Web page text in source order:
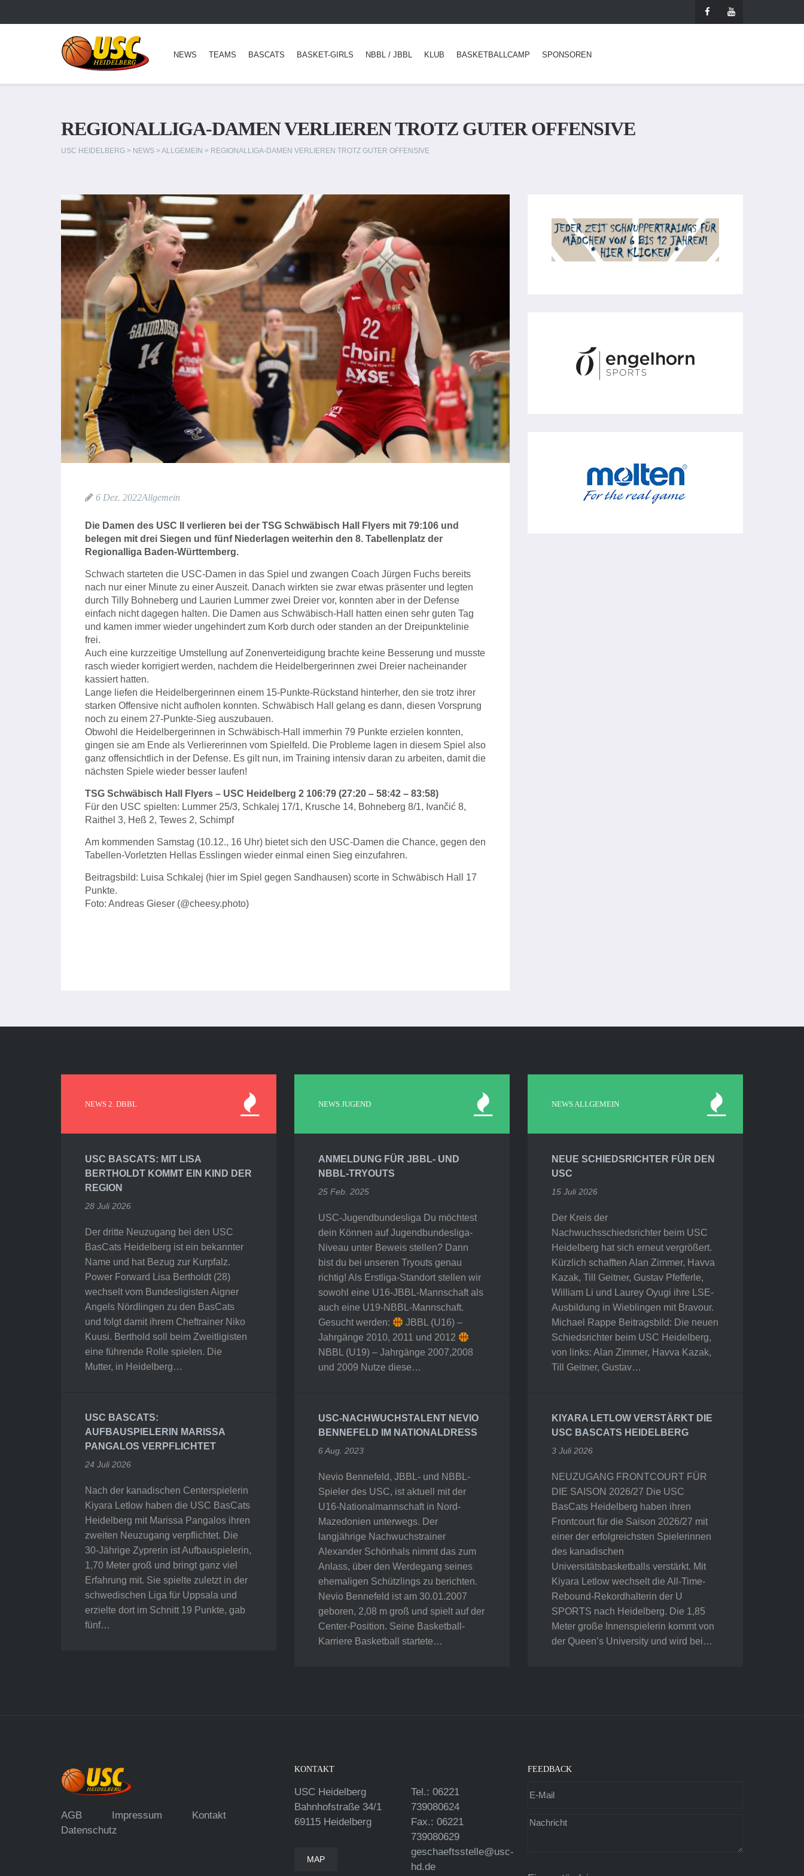
NEWS TEAMS BASCATS BASKET-GIRLS NBBL / JBBL KLUB BASKETBALLCAMP SPONSOREN
REGIONALLIGA-DAMEN VERLIEREN TROTZ GUTER OFFENSIVE
USC HEIDELBERG > NEWS >ALLGEMEIN > REGIONALLIGA-DAMEN VERLIEREN TROTZ GUTER OFFENSIVE
6 Dez. 2022Allgemein
Die Damen des USC II verlieren bei der TSG Schwäbisch Hall Flyers mit 79:106 und
belegen mit drei Siegen und fünf Niederlagen weiterhin den 8. Tabellenplatz der
Regionalliga Baden-Württemberg.
Schwach starteten die USC-Damen in das Spiel und zwangen Coach Jürgen Fuchs bereits
nach nur einer Minute zu einer Auszeit. Danach wirkten sie zwar etwas präsenter und legten
durch Tilly Bohneberg und Laurien Lummer zwei Dreier vor, konnten aber in der Defense
einfach nicht dagegen halten. Die Damen aus Schwäbisch-Hall hatten einen sehr guten Tag
und kamen immer wieder ungehindert zum Korb durch oder standen an der Dreipunktelinie
frei.
Auch eine kurzzeitige Umstellung auf Zonenverteidigung brachte keine Besserung und musste
rasch wieder korrigiert werden, nachdem die Heidelbergerinnen zwei Dreier nacheinander
kassiert hatten.
Lange liefen die Heidelbergerinnen einem 15-Punkte-Rückstand hinterher, den sie trotz ihrer
starken Offensive nicht aufholen konnten. Schwäbisch Hall gelang es dann, diesen Vorsprung
noch zu einem 27-Punkte-Sieg auszubauen.
Obwohl die Heidelbergerinnen in Schwäbisch-Hall immerhin 79 Punkte erzielen konnten,
gingen sie am Ende als Verliererinnen vom Spielfeld. Die Probleme lagen in diesem Spiel also
ganz offensichtlich in der Defense. Es gilt nun, im Training intensiv daran zu arbeiten, damit die
nächsten Spiele wieder besser laufen!
TSG Schwäbisch Hall Flyers – USC Heidelberg 2 106:79 (27:20 – 58:42 – 83:58)
Für den USC spielten: Lummer 25/3, Schkalej 17/1, Krusche 14, Bohneberg 8/1, Ivančić 8,
Raithel 3, Heß 2, Tewes 2, Schimpf
Am kommenden Samstag (10.12., 16 Uhr) bietet sich den USC-Damen die Chance, gegen den
Tabellen-Vorletzten Hellas Esslingen wieder einmal einen Sieg einzufahren.
Beitragsbild: Luisa Schkalej (hier im Spiel gegen Sandhausen) scorte in Schwäbisch Hall 17
Punkte.
Foto: Andreas Gieser (@cheesy.photo)
NEWS 2. DBBL
USC BASCATS: MIT LISA
BERTHOLDT KOMMT EIN KIND DER
REGION
28 Juli 2026
Der dritte Neuzugang bei den USC
BasCats Heidelberg ist ein bekannter
Name und hat Bezug zur Kurpfalz.
Power Forward Lisa Bertholdt (28)
wechselt vom Bundesligisten Aigner
Angels Nördlingen zu den BasCats
und folgt damit ihrem Cheftrainer Niko
Kuusi. Berthold soll beim Zweitligisten
eine führende Rolle spielen. Die
Mutter, in Heidelberg…
USC BASCATS:
AUFBAUSPIELERIN MARISSA
PANGALOS VERPFLICHTET
24 Juli 2026
Nach der kanadischen Centerspielerin
Kiyara Letlow haben die USC BasCats
Heidelberg mit Marissa Pangalos ihren
zweiten Neuzugang verpflichtet. Die
30-Jährige Zyprerin ist Aufbauspielerin,
1,70 Meter groß und bringt ganz viel
Erfahrung mit. Sie spielte zuletzt in der
schwedischen Liga für Uppsala und
erzielte dort im Schnitt 19 Punkte, gab
fünf…
NEWS JUGEND
ANMELDUNG FÜR JBBL- UND
NBBL-TRYOUTS
25 Feb. 2025
USC-Jugendbundesliga Du möchtest
dein Können auf Jugendbundesliga-
Niveau unter Beweis stellen? Dann
bist du bei unseren Tryouts genau
richtig! Als Erstliga-Standort stellen wir
sowohl eine U16-JBBL-Mannschaft als
auch eine U19-NBBL-Mannschaft.
Gesucht werden:
JBBL (U16) –
Jahrgänge 2010, 2011 und 2012
NBBL (U19) – Jahrgänge 2007,2008
und 2009 Nutze diese…
USC-NACHWUCHSTALENT NEVIO
BENNEFELD IM NATIONALDRESS
6 Aug. 2023
Nevio Bennefeld, JBBL- und NBBL-
Spieler des USC, ist aktuell mit der
U16-Nationalmannschaft in Nord-
Mazedonien unterwegs. Der
langjährige Nachwuchstrainer
Alexander Schönhals nimmt das zum
Anlass, über den Werdegang seines
ehemaligen Schützlings zu berichten.
Nevio Bennefeld ist am 30.01.2007
geboren, 2,08 m groß und spielt auf der
Center-Position. Seine Basketball-
Karriere Basketball startete…
NEWS ALLGEMEIN
NEUE SCHIEDSRICHTER FÜR DEN
USC
15 Juli 2026
Der Kreis der
Nachwuchsschiedsrichter beim USC
Heidelberg hat sich erneut vergrößert.
Kürzlich schafften Alan Zimmer, Havva
Kazak, Till Geitner, Gustav Pfefferle,
William Li und Laurey Oyugi ihre LSE-
Ausbildung in Wieblingen mit Bravour.
Michael Rappe Beitragsbild: Die neuen
Schiedsrichter beim USC Heidelberg,
von links: Alan Zimmer, Havva Kazak,
Till Geitner, Gustav…
KIYARA LETLOW VERSTÄRKT DIE
USC BASCATS HEIDELBERG
3 Juli 2026
NEUZUGANG FRONTCOURT FÜR
DIE SAISON 2026/27 Die USC
BasCats Heidelberg haben ihren
Frontcourt für die Saison 2026/27 mit
einer der erfolgreichsten Spielerinnen
des kanadischen
Universitätsbasketballs verstärkt. Mit
Kiyara Letlow wechselt die All-Time-
Rebound-Rekordhalterin der U
SPORTS nach Heidelberg. Die 1,85
Meter große Innenspielerin kommt von
der Queen’s University und wird bei…
AGB Impressum
Kontakt
Datenschutz
KONTAKT
USC Heidelberg
Bahnhofstraße 34/1
69115 Heidelberg
MAP
Tel.: 06221
739080624
Fax.: 06221
739080629
geschaeftsstelle@usc-
hd.de
FEEDBACK